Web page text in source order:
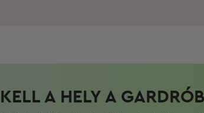
KELL A HELY A